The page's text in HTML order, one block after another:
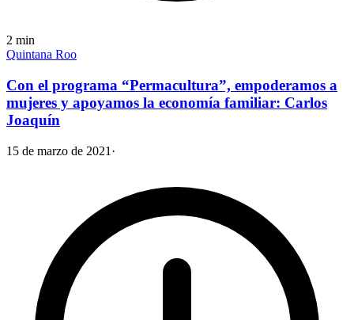
2 min
Quintana Roo
Con el programa “Permacultura”, empoderamos a
mujeres y apoyamos la economía familiar: Carlos
Joaquín
15 de marzo de 2021 ·